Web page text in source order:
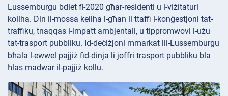
Lussemburgu bdiet fl-2020 għar-residenti u l-viżitaturi
kollha. Din il-mossa kellha l-għan li ttaffi l-konġestjoni tat-
traffiku, tnaqqas l-impatt ambjentali, u tippromwovi l-użu
tat-trasport pubbliku. Id-deċiżjoni mmarkat lil-Lussemburgu
bħala l-ewwel pajjiż fid-dinja li joffri trasport pubbliku bla
ħlas madwar il-pajjiż kollu.